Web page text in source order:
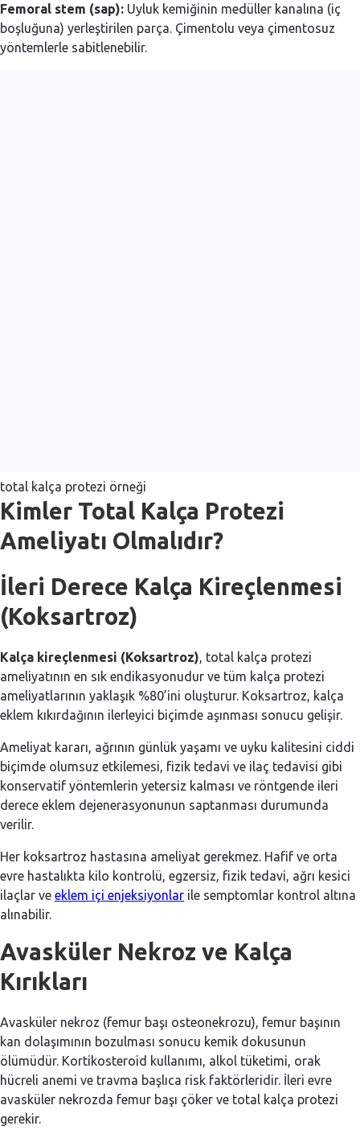
Femoral stem (sap): Uyluk kemiğinin medüller kanalına (iç
boşluğuna) yerleştirilen parça. Çimentolu veya çimentosuz
yöntemlerle sabitlenebilir.
total kalça protezi örneği
Kimler Total Kalça Protezi
Ameliyatı Olmalıdır?
İleri Derece Kalça Kireçlenmesi
(Koksartroz)
Kalça kireçlenmesi (Koksartroz) , total kalça protezi
ameliyatının en sık endikasyonudur ve tüm kalça protezi
ameliyatlarının yaklaşık %80’ini oluşturur. Koksartroz, kalça
eklem kıkırdağının ilerleyici biçimde aşınması sonucu gelişir.
Ameliyat kararı, ağrının günlük yaşamı ve uyku kalitesini ciddi
biçimde olumsuz etkilemesi, fizik tedavi ve ilaç tedavisi gibi
konservatif yöntemlerin yetersiz kalması ve röntgende ileri
derece eklem dejenerasyonunun saptanması durumunda
verilir.
Her koksartroz hastasına ameliyat gerekmez. Hafif ve orta
evre hastalıkta kilo kontrolü, egzersiz, fizik tedavi, ağrı kesici
ilaçlar ve eklem içi enjeksiyonlar ile semptomlar kontrol altına
alınabilir.
Avasküler Nekroz ve Kalça
Kırıkları
Avasküler nekroz (femur başı osteonekrozu), femur başının
kan dolaşımının bozulması sonucu kemik dokusunun
ölümüdür. Kortikosteroid kullanımı, alkol tüketimi, orak
hücreli anemi ve travma başlıca risk faktörleridir. İleri evre
avasküler nekrozda femur başı çöker ve total kalça protezi
gerekir.